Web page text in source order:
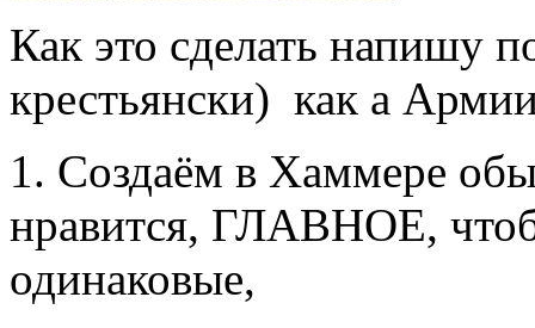
Как это сделать напишу
крестьянски) как а
1. Создаём в Хаммере
нравится, ГЛАВНОЕ,
одинаковые,